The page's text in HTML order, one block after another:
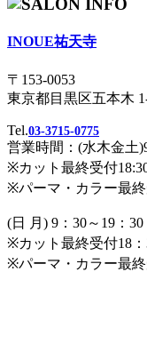
INOUE祐天寺
〒153-0053
東京都目黒区五本木
Tel.03-3715-0775
営業時間：(水木金土
※カット最終受付
※パーマ・カラー最終
(日 月) 9：30～19：30
※カット最終受付18
※パーマ・カラー最終